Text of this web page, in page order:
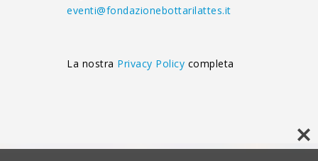
eventi@fondazionebottarilattes.it
La nostra Privacy Policy completa